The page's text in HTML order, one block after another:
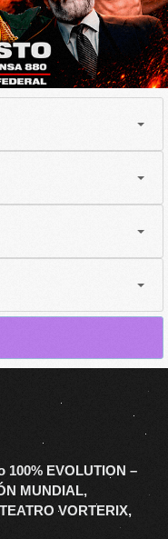
EVOLUTION –
MUNDIAL,
VORTERIX,